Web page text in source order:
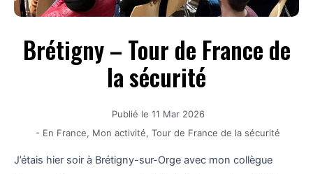
Brétigny – Tour de France de
la sécurité
Publié le 11 Mar 2026
- En France, Mon activité, Tour de France de la sécurité
J’étais hier soir à Brétigny-sur-Orge avec mon collègue